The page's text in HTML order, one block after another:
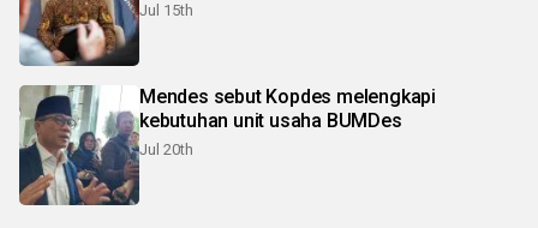
Jul 15th
Mendes sebut Kopdes melengkapi
kebutuhan unit usaha BUMDes
Jul 20th